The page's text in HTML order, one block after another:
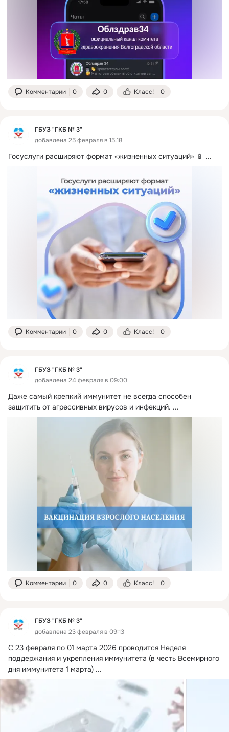
Комментарии 0 0 Класс! 0
ГБУЗ "ГКБ № 3"
добавлена 25 февраля в 15:18
Госуслуги расширяют формат «жизненных ситуаций» 📱 ...
Комментарии 0 0 Класс! 0
ГБУЗ "ГКБ № 3"
добавлена 24 февраля в 09:00
Даже самый крепкий иммунитет не всегда способен
защитить от агрессивных вирусов и инфекций. ...
Комментарии 0 0 Класс! 0
ГБУЗ "ГКБ № 3"
добавлена 23 февраля в 09:13
С 23 февраля по 01 марта 2026 проводится Неделя
поддержания и укрепления иммунитета (в честь Всемирного
дня иммунитета 1 марта) ...